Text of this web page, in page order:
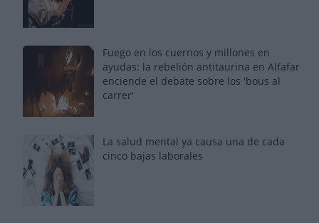
Fuego en los cuernos y millones en
ayudas: la rebelión antitaurina en Alfafar
enciende el debate sobre los 'bous al
carrer'
La salud mental ya causa una de cada
cinco bajas laborales